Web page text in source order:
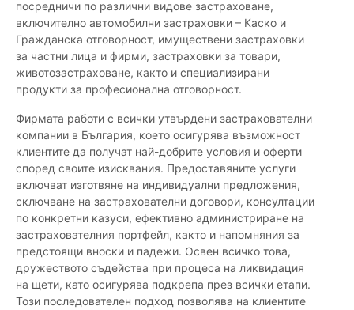
посредничи по различни видове застраховане,
включително автомобилни застраховки – Каско и
Гражданска отговорност, имуществени застраховки
за частни лица и фирми, застраховки за товари,
животозастраховане, както и специализирани
продукти за професионална отговорност.
Фирмата работи с всички утвърдени застрахователни
компании в България, което осигурява възможност
клиентите да получат най-добрите условия и оферти
според своите изисквания. Предоставяните услуги
включват изготвяне на индивидуални предложения,
сключване на застрахователни договори, консултации
по конкретни казуси, ефективно администриране на
застрахователния портфейл, както и напомняния за
предстоящи вноски и падежи. Освен всичко това,
дружеството съдейства при процеса на ликвидация
на щети, като осигурява подкрепа през всички етапи.
Този последователен подход позволява на клиентите